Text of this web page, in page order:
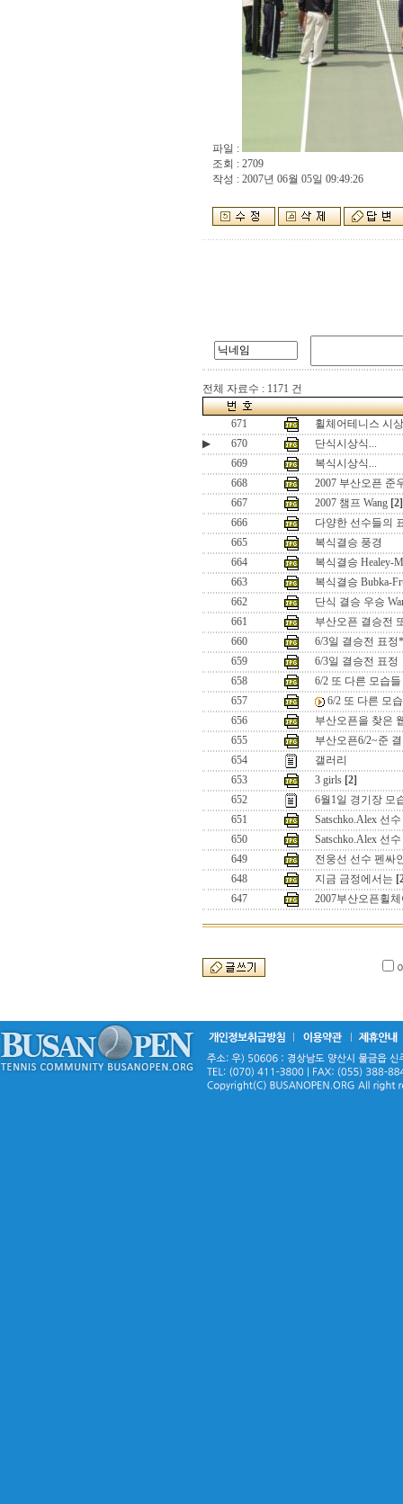
파일 :
조회 : 2709
작성 : 2007년 06월 05일 09:49:26
전체 자료수 : 1171 건
671
휠체어테니스 시
▶
670
단식시상식...
669
복식시상식...
668
2007 부산오픈 준
667
2007 챔프 Wang [2]
666
다양한 선수들의
665
복식결승 풍경
664
복식결승 Healey-
663
복식결승 Bubka-
662
단식 결승 우승
661
부산오픈 결승전
660
6/3일 결승전 표
659
6/3일 결승전 표정
658
6/2 또 다른 모습들
657
6/2 또 다른 모
656
부산오픈을 찾은
655
부산오픈6/2~준
654
갤러리
653
3 girls [2]
652
6월1일 경기장 모
651
Satschko.Alex 선수
650
Satschko.Alex 선수
649
전웅선 선수 펜싸
648
지금 금정에서는
647
2007부산오픈휠